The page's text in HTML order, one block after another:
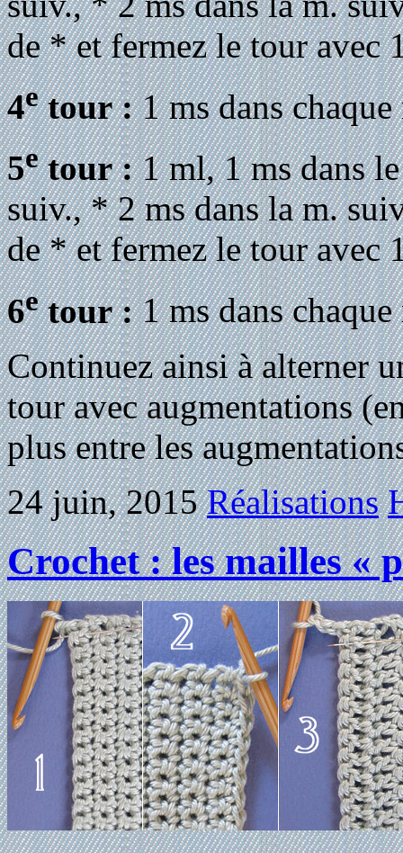
de * et fermez le tour avec
4etour :1 ms dans chaque
5etour :1 ml, 1 ms dans
suiv., * 2 ms dans la m.
de * et fermez le tour avec
6etour :1 ms dans chaque
Continuez ainsi à alterner
tour avec augmentations
plus entre les
24 juin, 2015 Réalisations
Crochet : les mailles «